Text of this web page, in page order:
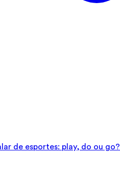
de esportes: play, do ou go?